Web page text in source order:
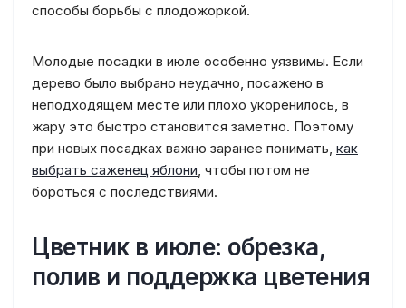
способы борьбы с плодожоркой.
Молодые посадки в июле особенно уязвимы. Если
дерево было выбрано неудачно, посажено в
неподходящем месте или плохо укоренилось, в
жару это быстро становится заметно. Поэтому
при новых посадках важно заранее понимать, как
выбрать саженец яблони, чтобы потом не
бороться с последствиями.
Цветник в июле: обрезка,
полив и поддержка цветения